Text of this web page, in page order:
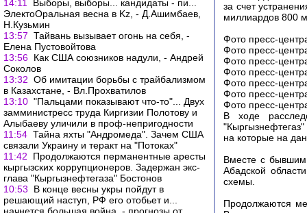
14:11
Выборы, выборы... кандидаты - пи...
ЭлектоОральная весна в Kz, - Д.Ашимбаев,
Н.Кузьмин
13:57 Тайвань вызывает огонь на себя, -
Елена Пустовойтова
13:56 Как США союзников надули, - Андрей
Соколов
13:32 Об имитации борьбы с трайбализмом
в Казахстане, - Вл.Прохватилов
13:10 "Пальцами показывают что-то"... Двух
замминистресс труда Киргизии Полотову и
Алыбаеву уличили в проф-непригодности
11:54 Тайна яхты "Андромеда". Зачем США
связали Украину и теракт на "Потоках"
11:42
Продолжаются перманентные аресты
кыргызских коррупционеров. Задержан экс-
глава "Кыргызнефтегаза" Бостонов
10:53
В конце весны укры пойдут в
решающий наступ, РФ его отобьет и...
за счет
миллиардов 800
Фото пресс-
Фото пресс-
Фото пресс-
Фото пресс-
Фото пресс-
Фото пресс-
Фото пресс-
В ходе
на которые на
Вместе с
Абадской
схемы.
Продолжаются